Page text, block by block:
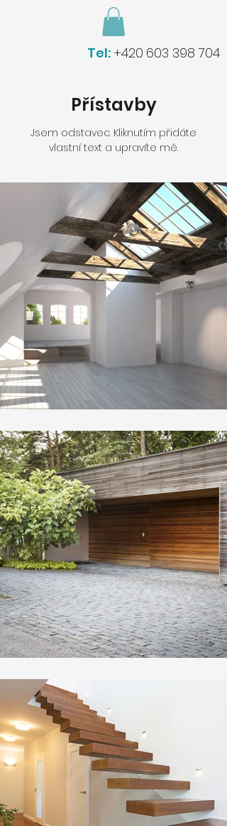
Tel: +420 603 398 704
Přístavby
Jsem odstavec. Kliknutím přidáte
vlastní text a upravíte mě.